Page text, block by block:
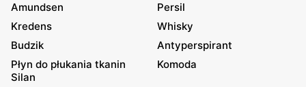
Amundsen
Persil
Kredens
Whisky
Budzik
Antyperspirant
Płyn do płukania tkanin
Silan
Komoda